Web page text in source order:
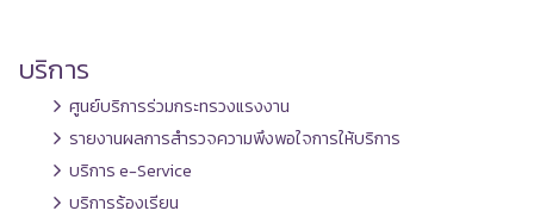
บริการ
ศูนย์บริการร่วมกระทรวงแรงงาน
รายงานผลการสำรวจความพึงพอใจการให้บริการ
บริการ e-Service
บริการร้องเรียน